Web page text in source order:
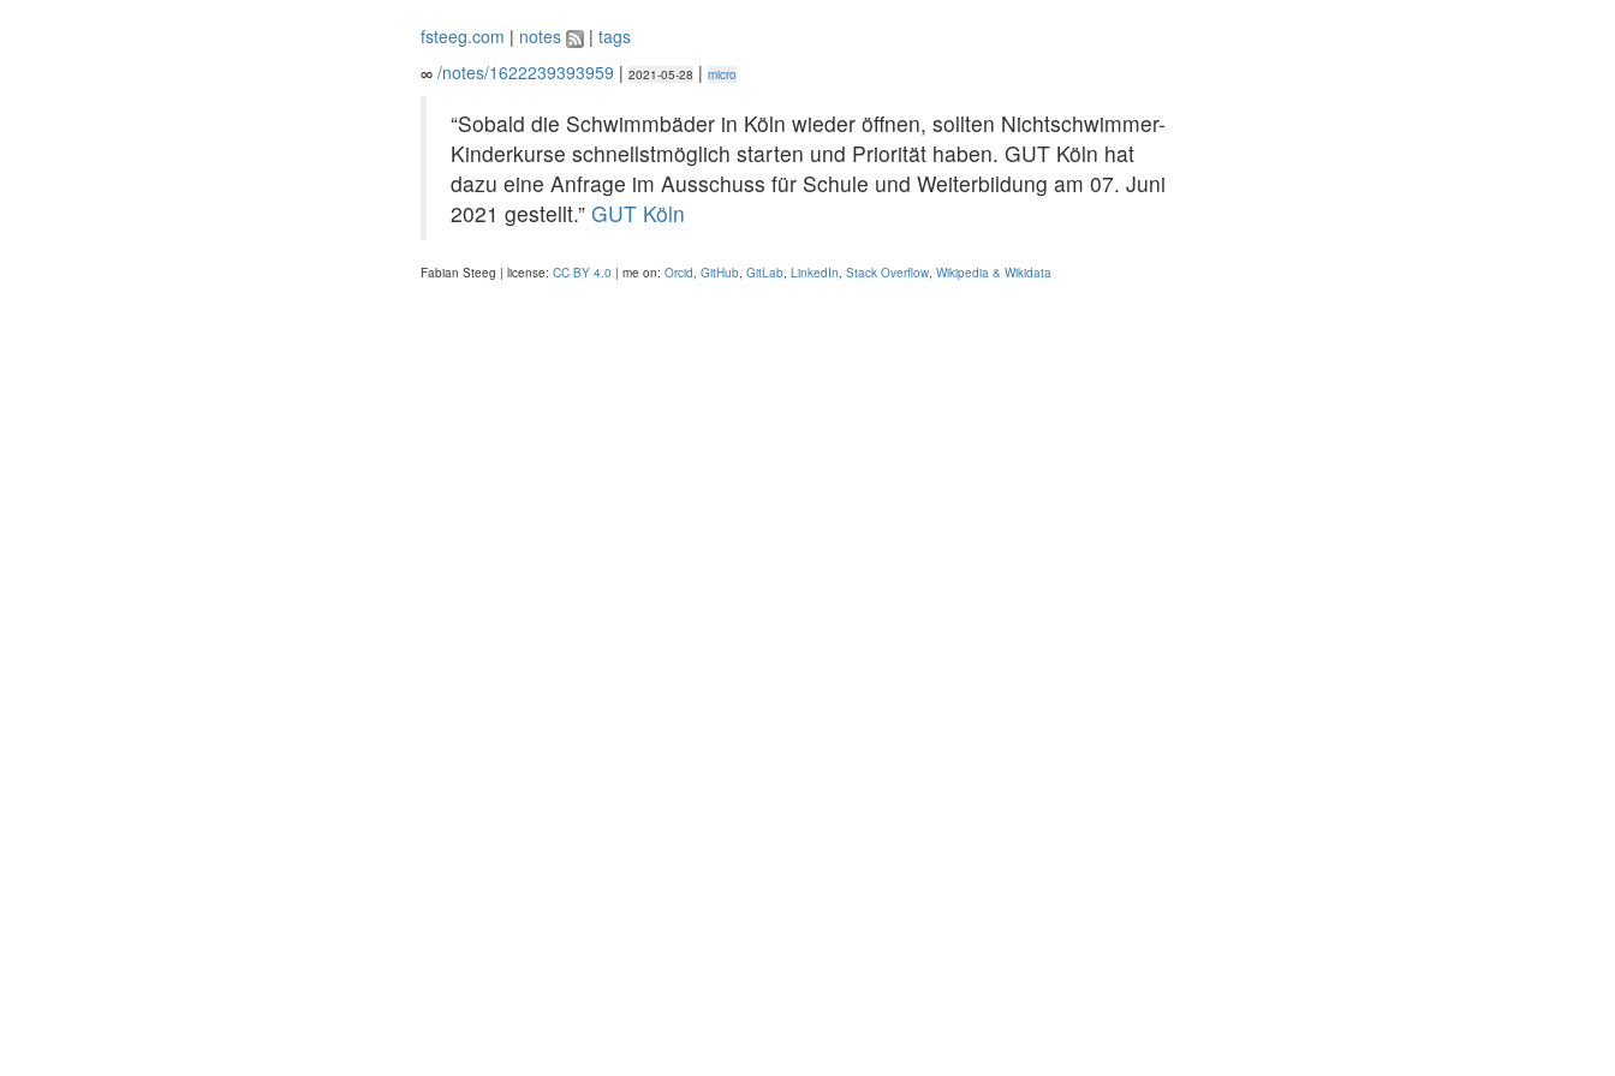
fsteeg.com | notes | tags
∞ /notes/1622239393959 | 2021-05-28| micro
“Sobald die Schwimmbäder in Köln wieder öffnen, sollten Nichtschwimmer-
Kinderkurse schnellstmöglich starten und Priorität haben. GUT Köln hat
dazu eine Anfrage im Ausschuss für Schule und Weiterbildung am 07. Juni
2021 gestellt.” GUT Köln
Fabian Steeg | license: CC BY 4.0 | me on: Orcid, GitHub, GitLab, LinkedIn, Stack Overflow, Wikipedia & Wikidata